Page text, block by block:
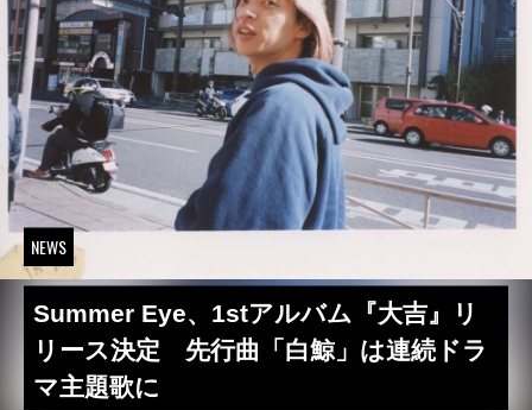
NEWS
Summer Eye、1stアルバム『大吉』リ
リース決定 先行曲「白鯨」は連続ドラ
マ主題歌に